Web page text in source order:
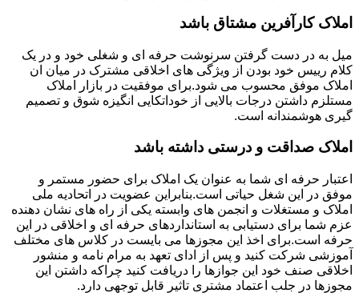
املاک کارآفرین مشتاق باشد
میل به در دست گرفتن سرنوشت حرفه ای و شغلی خود و در یک
کلام رییس خود بودن از ویژگی های اخلاقی مشترک در میان ان
املاک موفق محسوب می شود.برای موفقیت در بازار املاک
مستلزم داشتن درجات بالایی از خوداتکایی انگیزه شوق و تصمیم
گیری هوشمندانه است.
املاک صداقت و درستی داشته باشد
اعتبار حرفه ای شما به عنوان یک املاک برای حضور مستمر و
موفق در این شغل حیاتی است.بنابراین عضویت در اتحادیه ملی
املاک و مستغلات و انجمن های وابسته یکی از راه های نشان دهنده
عزم شما برای دستیابی به استانداردهای حرفه ای و اخلاقی در این
حرفه است.برای اخذ این مجوزها می بایست در کلاس های مختلف
آموزشی شرکت کنید و پس از ادای تعهد به مرام نامه و منشور
اخلاقی صنف خود این جوازها را دریافت کنید چراکه داشتن این
مجوزها در جلب اعتماد مشتری تاثیر قابل توجهی دارد.